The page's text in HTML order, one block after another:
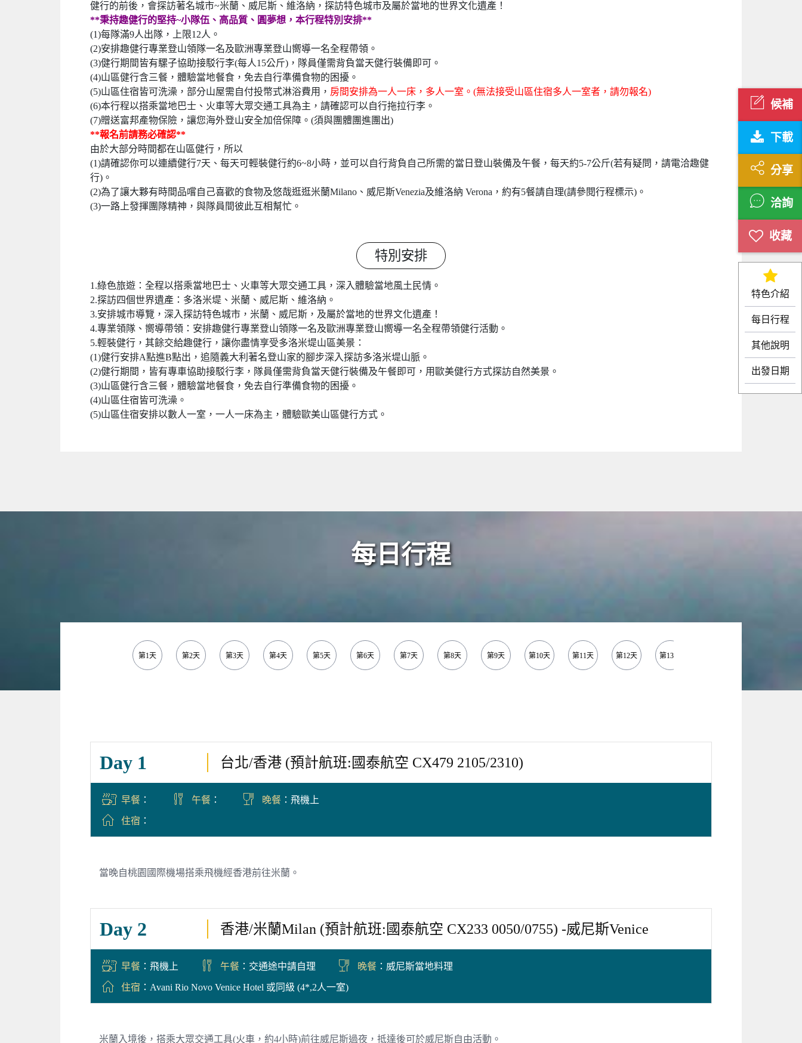
候補
下載
分享
洽詢
特色介紹
每日行程
其他說明
出發日期
健行的前後，會探訪著名城市~米蘭、威尼斯、維洛納，探訪特色城市及屬於當地的世界文化遺產！
**秉持趣健行的堅持~小隊伍、高品質、圓夢想，本行程特別安排**
(1)每隊滿9人出隊，上限12人。
(2)安排趣健行專業登山領隊一名及歐洲專業登山嚮導一名全程帶領。
(3)健行期間皆有騾子協助接駁行李(每人15公斤)，隊員僅需背負當天健行裝備即可。
(4)山區健行含三餐，體驗當地餐食，免去自行準備食物的困擾。
(5)山區住宿皆可洗澡，部分山屋需自付投幣式淋浴費用， 房間安排為一人一床，多人一室。(無法接受山區住宿多人一室者，請勿報名)
(6)本行程以搭乘當地巴士、火車等大眾交通工具為主，請確認可以自行拖拉行李。
(7)贈送富邦產物保險，讓您海外登山安全加倍保障。(須與團體團進團出)
**報名前請務必確認**
由於大部分時間都在山區健行，所以
(1)請確認你可以連續健行7天、每天可輕裝健行約6~8小時，並可以自行背負自己所需的當日登山裝備及午餐，每天約5-7公斤(若有疑問，請電洽趣健
行)。
(2)為了讓大夥有時間品嚐自己喜歡的食物及悠哉逛逛米蘭Milano、威尼斯Venezia及維洛納 Verona，約有5餐請自理(請參閱行程標示)。
(3)一路上發揮團隊精神，與隊員間彼此互相幫忙。
特別安排
1.綠色旅遊：全程以搭乘當地巴士、火車等大眾交通工具，深入體驗當地風土民情。
2.探訪四個世界遺產：多洛米堤、米蘭、威尼斯、維洛納。
3.安排城市導覽，深入探訪特色城市，米蘭、威尼斯，及屬於當地的世界文化遺產！
4.專業領隊、嚮導帶領：安排趣健行專業登山領隊一名及歐洲專業登山嚮導一名全程帶領健行活動。
5.輕裝健行，其餘交給趣健行，讓你盡情享受多洛米堤山區美景：
(1)健行安排A點進B點出，追隨義大利著名登山家的腳步深入探訪多洛米堤山脈。
(2)健行期間，皆有專車協助接駁行李，隊員僅需背負當天健行裝備及午餐即可，用歐美健行方式探訪自然美景。
(3)山區健行含三餐，體驗當地餐食，免去自行準備食物的困擾。
(4)山區住宿皆可洗澡。
(5)山區住宿安排以數人一室，一人一床為主，體驗歐美山區健行方式。
每日行程
第1天 第2天 第3天 第4天 第5天 第6天 第7天 第8天 第9天 第10天 第11天 第12天 第13天
Day 1 台北/香港 (預計航班:國泰航空 CX479 2105/2310)
早餐： 午餐： 晚餐：飛機上
住宿 ：
當晚自桃園國際機場搭乘飛機經香港前往米蘭。
Day 2 香港/米蘭Milan (預計航班:國泰航空 CX233 0050/0755) -威尼斯Venice
早餐：飛機上 午餐：交通途中請自理 晚餐：威尼斯當地料理
住宿 ：Avani Rio Novo Venice Hotel 或同級 (4*,2人一室)
米蘭入境後，搭乘大眾交通工具(火車，約4小時)前往威尼斯過夜，抵達後可於威尼斯自由活動。